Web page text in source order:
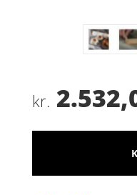
kr.